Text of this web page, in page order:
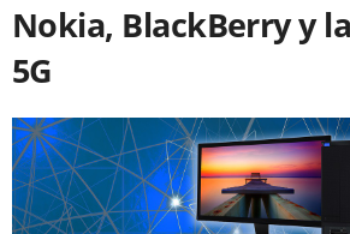
Nokia, BlackBerry y
5G